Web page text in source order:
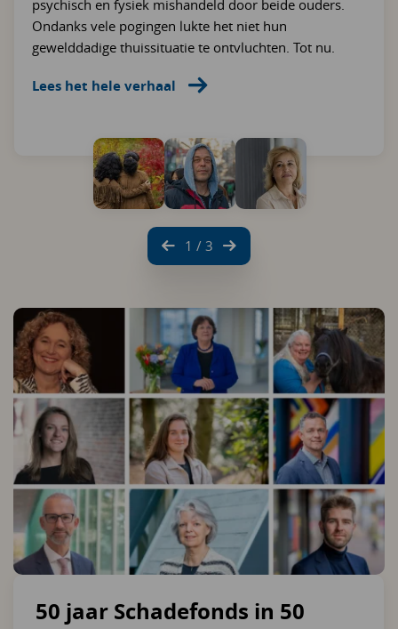
psychisch en fysiek mishandeld door beide ouders.
Ondanks vele pogingen lukte het niet hun
gewelddadige thuissituatie te ontvluchten. Tot nu.
Lees het hele verhaal
1 / 3
50 jaar Schadefonds in 50